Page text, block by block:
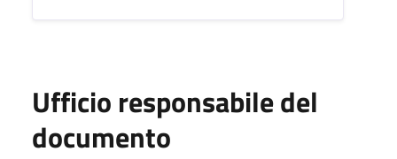
Ufficio responsabile del
documento